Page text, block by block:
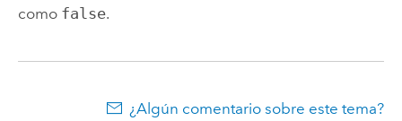
como false.
¿Algún comentario sobre este tema?